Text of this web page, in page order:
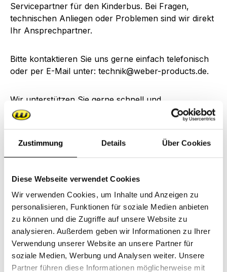
Zustimmung Details Über Cookies
Diese Webseite verwendet Cookies
Wir verwenden Cookies, um Inhalte und Anzeigen zu
personalisieren, Funktionen für soziale Medien anbieten
zu können und die Zugriffe auf unsere Website zu
analysieren. Außerdem geben wir Informationen zu Ihrer
Verwendung unserer Website an unsere Partner für
soziale Medien, Werbung und Analysen weiter. Unsere
Partner führen diese Informationen möglicherweise mit
Servicepartner für den Kinderbus. Bei Fragen,
technischen Anliegen oder Problemen sind wir direkt
Ihr Ansprechpartner.
Bitte kontaktieren Sie uns gerne einfach telefonisch
oder per E-Mail unter: technik@weber-products.de.
Wir unterstützen Sie gerne schnell und
unkompliziert.
Gibt es eine Vollgummi-Bereifung
für den Weber Kinderbus?
Für den Kinderbus wurde die luftgefüllte Bereifung
gewählt, da diese deutlich mehr Fahrkomfort bietet,
als Vollgummibereifung.
Es können z.B. Bodenunebenheiten besser
ausgeglichen werden, als bei Vollgummi-Reifen, die
die Stöße vom Fahren deutlich mehr weitergeben, als